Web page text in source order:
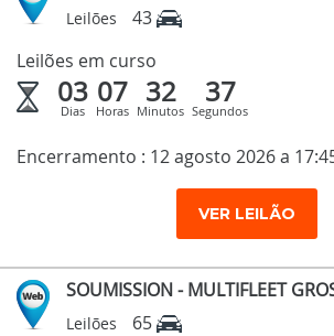
Leilões
43
Leilões em curso
03
Dias
07
Horas
32
Minutos
36
Segundos
Encerramento : 12 agosto 2026 a
VER LEILÃO
SOUMISSION - MULTIFLEET
Leilões
65